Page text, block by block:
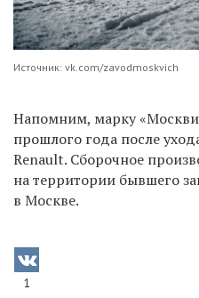
Источник: vk.com/zavodmoskvich
Напомним, марку
прошлого года после
Renault. Сборочное
на территории бывшего
в Москве.
1